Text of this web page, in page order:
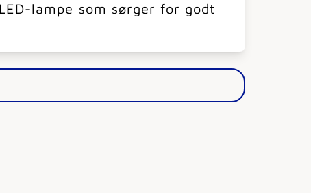
lampe som sørger for godt